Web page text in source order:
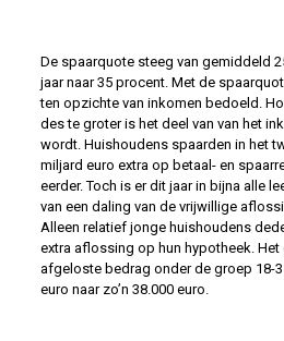
De spaarquote steeg van gemiddeld
jaar naar 35 procent. Met de
ten opzichte van inkomen bedoeld.
des te groter is het deel van van het
wordt. Huishoudens spaarden in het
miljard euro extra op betaal- en
eerder. Toch is er dit jaar in bijna alle
van een daling van de vrijwillige
Alleen relatief jonge huishoudens
extra aflossing op hun hypotheek.
afgeloste bedrag onder de groep 18-
euro naar zo’n 38.000 euro.